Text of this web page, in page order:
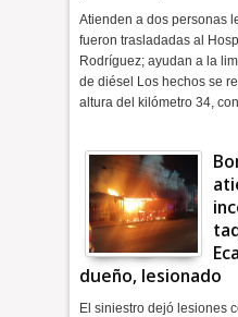
Atienden a dos personas
fueron trasladadas al
Rodríguez; ayudan a la
de diésel Los hechos se
altura del kilómetro 34,
dueño, lesionado
El siniestro dejó lesiones